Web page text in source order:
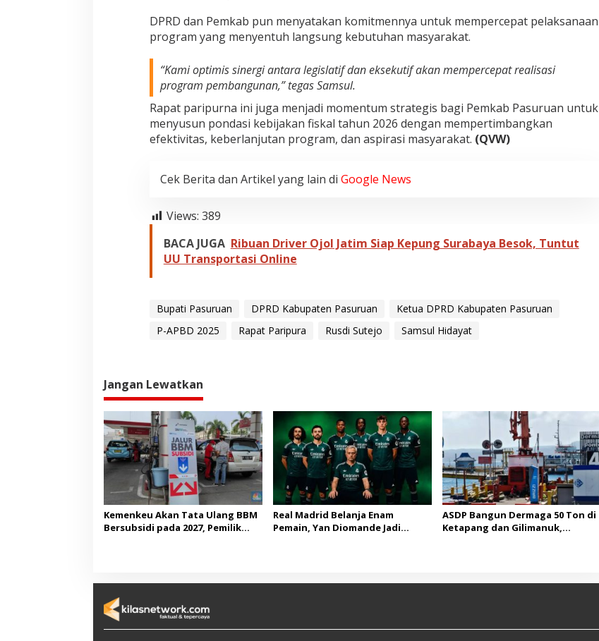
DPRD dan Pemkab pun menyatakan komitmennya untuk mempercepat pelaksanaan
program yang menyentuh langsung kebutuhan masyarakat.
“Kami optimis sinergi antara legislatif dan eksekutif akan mempercepat realisasi
program pembangunan,” tegas Samsul.
Rapat paripurna ini juga menjadi momentum strategis bagi Pemkab Pasuruan untuk
menyusun pondasi kebijakan fiskal tahun 2026 dengan mempertimbangkan
efektivitas, keberlanjutan program, dan aspirasi masyarakat. (QVW)
Cek Berita dan Artikel yang lain di Google News
Views: 389
BACA JUGA Ribuan Driver Ojol Jatim Siap Kepung Surabaya Besok, Tuntut
UU Transportasi Online
Bupati Pasuruan DPRD Kabupaten Pasuruan
Ketua DPRD Kabupaten Pasuruan
P-APBD 2025
Rapat Paripura Rusdi Sutejo Samsul Hidayat
Jangan Lewatkan
Kemenkeu Akan Tata Ulang BBM
Bersubsidi pada 2027, Pemilik
Real Madrid Belanja Enam
Pemain, Yan Diomande Jadi
ASDP Bangun Dermaga 50 Ton di
Ketapang dan Gilimanuk,